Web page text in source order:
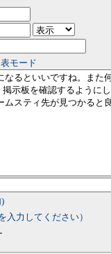
モード
入力してください）